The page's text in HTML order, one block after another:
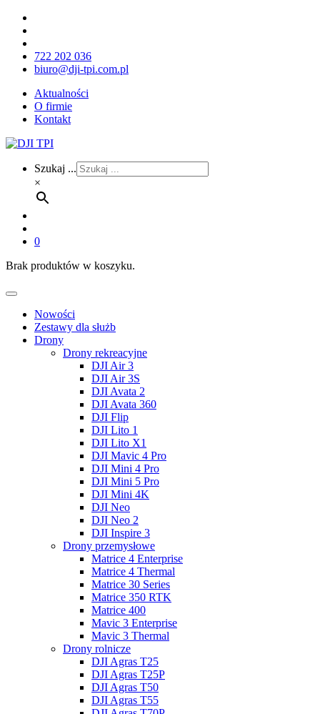
722 202 036
biuro@dji-tpi.com.pl
Aktualności
O firmie
Kontakt
Szukaj ...
×
0
Brak produktów w koszyku.
Nowości
Zestawy dla służb
Drony
Drony rekreacyjne
DJI Air 3
DJI Air 3S
DJI Avata 2
DJI Avata 360
DJI Flip
DJI Lito 1
DJI Lito X1
DJI Mavic 4 Pro
DJI Mini 4 Pro
DJI Mini 5 Pro
DJI Mini 4K
DJI Neo
DJI Neo 2
DJI Inspire 3
Drony przemysłowe
Matrice 4 Enterprise
Matrice 4 Thermal
Matrice 30 Series
Matrice 350 RTK
Matrice 400
Mavic 3 Enterprise
Mavic 3 Thermal
Drony rolnicze
DJI Agras T25
DJI Agras T25P
DJI Agras T50
DJI Agras T55